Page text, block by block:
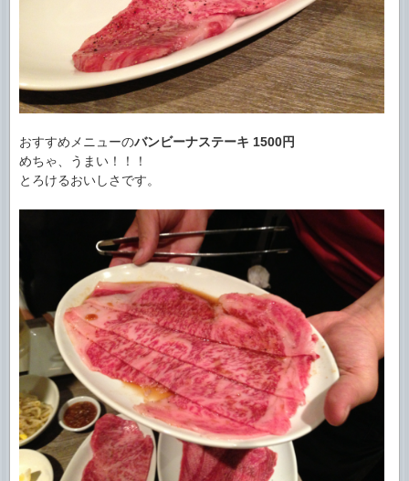
おすすめメニューのバンビーナステーキ 1500円
めちゃ、うまい！！！
とろけるおいしさです。